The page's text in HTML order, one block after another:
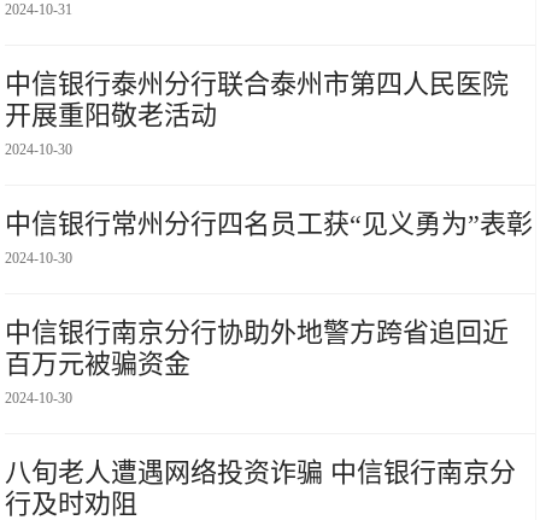
2024-10-31
中信银行泰州分行联合泰州市第四人民医院
开展重阳敬老活动
2024-10-30
中信银行常州分行四名员工获“见义勇为”表彰
2024-10-30
中信银行南京分行协助外地警方跨省追回近
百万元被骗资金
2024-10-30
八旬老人遭遇网络投资诈骗 中信银行南京分
行及时劝阻